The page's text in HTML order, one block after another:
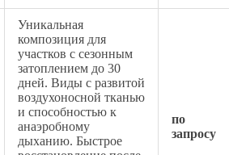
Уникальная
композиция для
участков с сезонным
затоплением до 30
дней. Виды с развитой
воздухоносной тканью
и способностью к
анаэробному
дыханию. Быстрое
по
запросу